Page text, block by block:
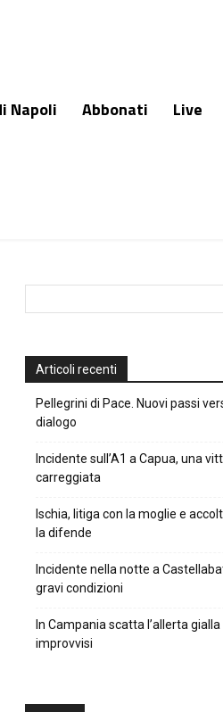
Napoli Abbonati
Live
Articoli recenti
Pellegrini di Pace. Nuovi passi
dialogo
Incidente sull’A1 a Capua, una
carreggiata
Ischia, litiga con la moglie e
la difende
Incidente nella notte a
gravi condizioni
In Campania scatta l’allerta
improvvisi